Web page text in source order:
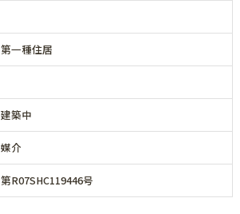
第一種住居
建築中
媒介
第R07SHC119446号